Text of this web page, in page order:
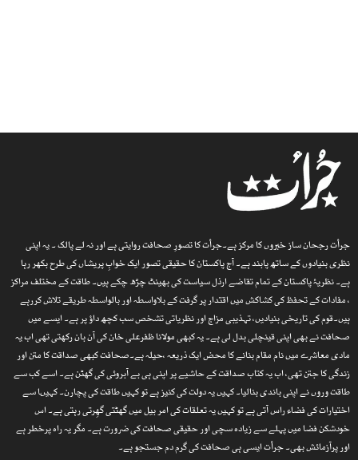
جرأت رجحان ساز خبروں کا مرکز ہے۔جرأت کا تصورِ صحافت روایتی ہے اور نہ لے پالک ۔ یہ اپنی
نظری بنیادوں کے ساتھ پابند ہے۔ آج پاکستان کا حقیقی تصور ایک خوابِ پریشاں کی طرح بکھر رہا
ہے۔ نظریۂ پاکستان کے تمام تقاضے ارذل سیاست کی بھینٹ چڑھ چکے ہیں۔ طاقت کے مختلف مراکز
، مفادات کے تحفظ کی کشاکش میں اقتدار پر گرفت کے بلاواسطہ اور بالواسطہ طریقے تلاش کررہے
ہیں۔قوم کی تاریخی بنیادیں، تہذیبی مزاج اور نظریاتی تشخص سب کچھ داؤ پر ہے۔ ایسے میں
صحافت نے بھی اپنی قینچلی بدل لی ہے۔ یہ کبھی مولانا ظفرعلی خان کی آن بان رکھتی تھی اب یہ
مادی معاشرے میں نام مقام بنانے کا محض ایک ذریعہ ،حیلہ ہے۔صحافت کبھی صداقت کا متن اور
زندگی کا جتن تھی، اب یہ کتاب صداقت کے حاشیے پر اپنی ہی بے آبروئی کی گھٹن ہے۔ اسے کب سے
طاقت وروں نے اپنی باندی بنالیا۔ کہیں یہ دولت کی کنیز ہے تو کہیں طاقت کی پچارن۔ کہیںا سے
اختیارات کی فضاء راس آتی ہے تو کہیں یہ تعلقات کی امر بیل میں گھٹتی گھِرتی رہتی ہے۔ اس
خودشکن فضا میں پہلے سے زیادہ سچی اور حقیقی صحافت کی ضرورت ہے۔ مگر یہ راہ پرخطر ہے
اور پرآزمائش بھی۔ جرأت ایسی ہی صحافت کی گرم دم جستجو ہے۔